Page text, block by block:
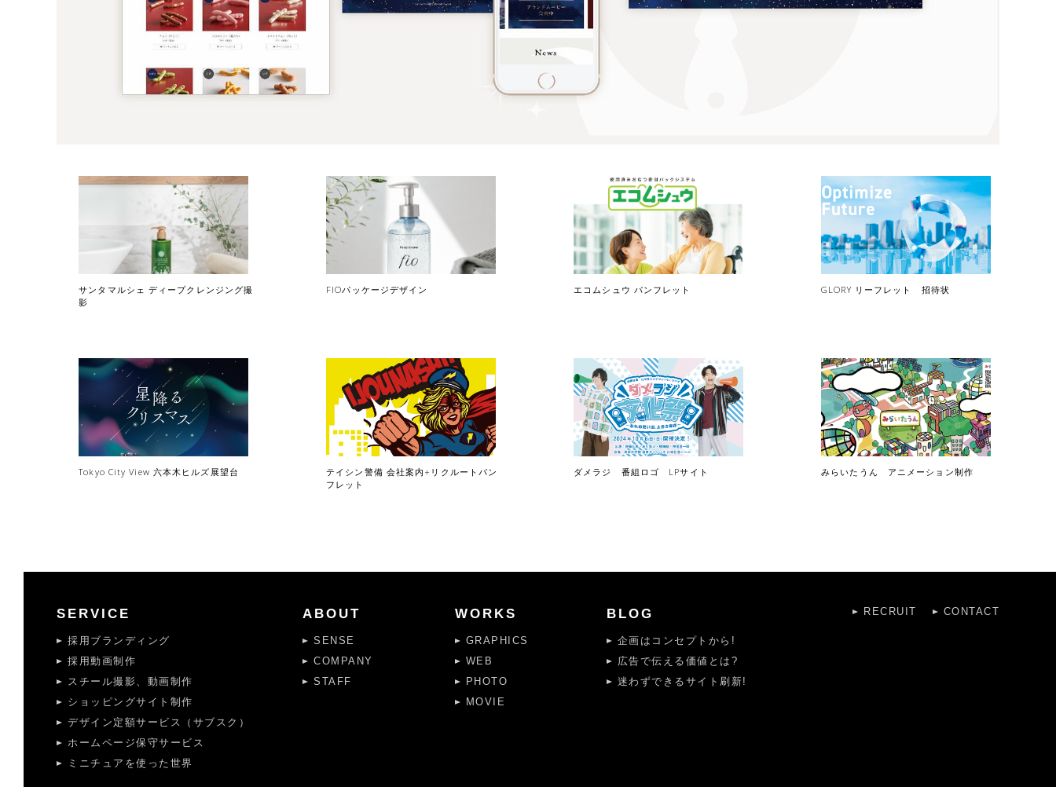
サンタマルシェ ディープクレンジング撮
影
FIOパッケージデザイン エコムシュウ パンフレット GLORY リーフレット 招待状
Tokyo City View 六本木ヒルズ展望台
テイシン警備 会社案内+リクルートパン
フレット
ダメラジ 番組ロゴ LPサイト みらいたうん アニメーション制作
SERVICE
採用ブランディング
採用動画制作
スチール撮影、動画制作
ショッピングサイト制作
デザイン定額サービス（サブスク）
ホームページ保守サービス
ミニチュアを使った世界
ABOUT
SENSE
COMPANY
STAFF
WORKS
GRAPHICS
WEB
PHOTO
MOVIE
BLOG
企画はコンセプトから!
広告で伝える価値とは?
迷わずできるサイト刷新!
RECRUIT CONTACT